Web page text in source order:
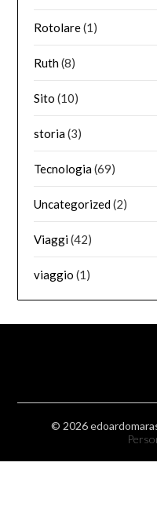
Rotolare(1)
Ruth(8)
Sito (10)
storia(3)
Tecnologia(69)
Uncategorized(2)
Viaggi(42)
viaggio (1)
© 2026